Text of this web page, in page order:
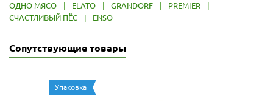
ОДНО МЯСО
| ELATO | GRANDORF | PREMIER
|
СЧАСТЛИВЫЙ ПЁС
| ENSO
Сопутствующие товары
Упаковка